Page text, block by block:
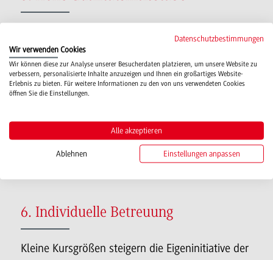
Baden-Württembergs- systemakkreditiert. Damit
wurde ihr ein hervorragendes
Qualitätssicherungssystem im Bereich von
Partnerunternehmen bewerteten die Leistungen
der Studierenden und das Lehrangebot sehr
6. Individuelle Betreuung
Kleine Kursgrößen steigern die Eigeninitiative der
Datenschutzbestimmungen
Wir verwenden Cookies
Wir können diese zur Analyse unserer Besucherdaten platzieren, um unsere Website zu
verbessern, personalisierte Inhalte anzuzeigen und Ihnen ein großartiges Website-
Erlebnis zu bieten. Für weitere Informationen zu den von uns verwendeten Cookies
öffnen Sie die Einstellungen.
Alle akzeptieren
Ablehnen Einstellungen anpassen